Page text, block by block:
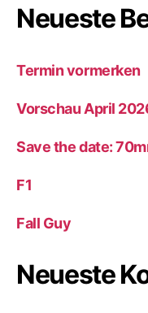
Neueste
Termin vormerken
Vorschau April
Save the date:
F1
Fall Guy
Neueste